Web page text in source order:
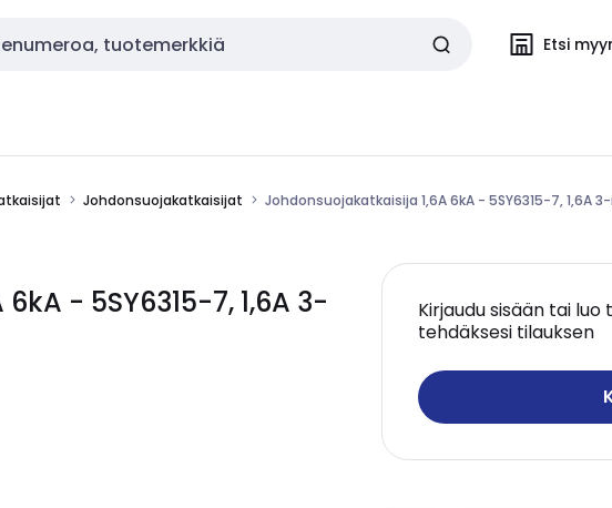
Etsi
Johdonsuojakatkaisijat Johdonsuojakatkaisija 1,6A 6kA - 5SY6315-7, 1,6A
- 5SY6315-7, 1,6A 3-
Kirjaudu sisään tai
tehdäksesi tilauksen